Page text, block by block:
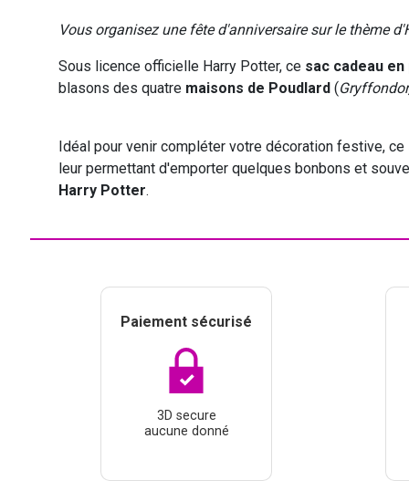
VIKING
Vous organisez une fête d'anniversaire sur le thème
Sous licence officielle Harry Potter, ce sac cadeau
blasons des quatre maisons de Poudlard (
Idéal pour venir compléter votre décoration festive,
leur permettant d'emporter quelques bonbons et
Harry Potter.
Paiement sécurisé
3D secure
aucune donné